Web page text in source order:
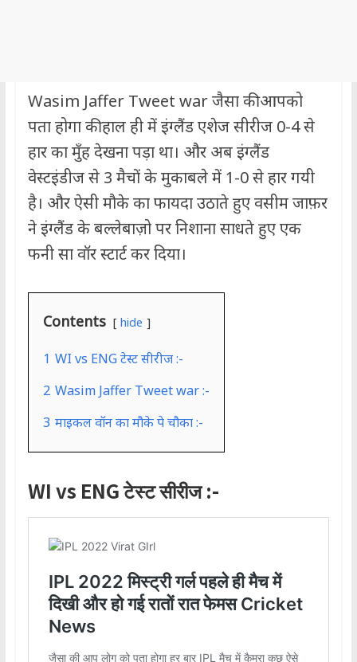
Wasim Jaffer Tweet war जैसा की आपको
पता होगा की हाल ही में इंग्लैंड एशेज सीरीज 0-4 से
हार का मुँह देखना पड़ा था। और अब इंग्लैंड
वेस्टइंडीज से 3 मैचों के मुकाबले में 1-0 से हार गयी
है। और ऐसी मौके का फायदा उठाते हुए वसीम जाफ़र
ने इंग्लैंड के बल्लेबाज़ो पर निशाना साधते हुए एक
फनी सा वॉर स्टार्ट कर दिया।
Contents hide
1 WI vs ENG टेस्ट सीरीज :-
2 Wasim Jaffer Tweet war :-
3 माइकल वॉन का मौके पे चौका :-
WI vs ENG टेस्ट सीरीज :-